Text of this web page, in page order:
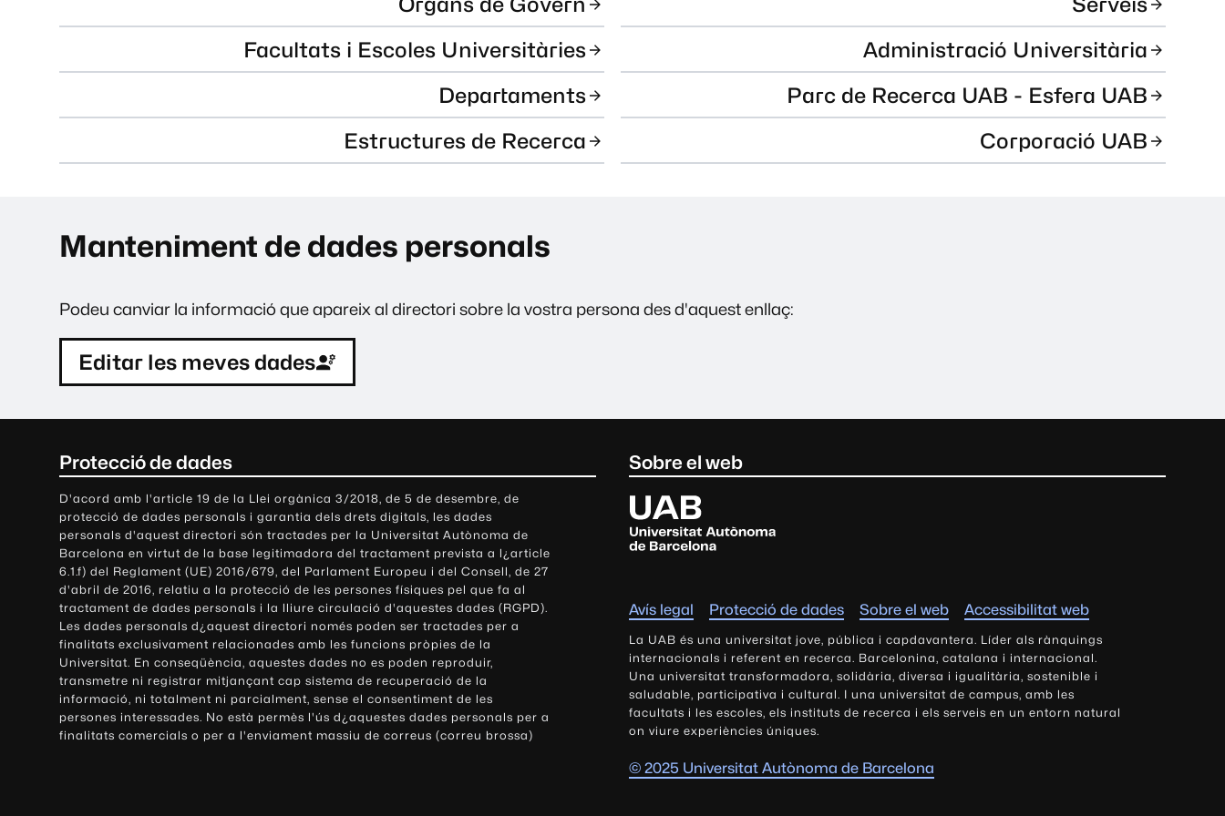
Facultats i Escoles Universitàries
Departaments
Estructures de Recerca
Administració Universitària
Parc de Recerca UAB - Esfera UAB
Corporació UAB
Manteniment de dades personals
Podeu canviar la informació que apareix al directori sobre la vostra persona des d'aquest enllaç:
Editar les meves dades
Protecció de dades
D'acord amb l'article 19 de la Llei orgànica 3/2018, de 5 de desembre, de
protecció de dades personals i garantia dels drets digitals, les dades
personals d'aquest directori són tractades per la Universitat Autònoma de
Barcelona en virtut de la base legitimadora del tractament prevista a l¿article
6.1.f) del Reglament (UE) 2016/679, del Parlament Europeu i del Consell, de 27
d'abril de 2016, relatiu a la protecció de les persones físiques pel que fa al
tractament de dades personals i la lliure circulació d'aquestes dades (RGPD).
Les dades personals d¿aquest directori només poden ser tractades per a
finalitats exclusivament relacionades amb les funcions pròpies de la
Universitat. En conseqüència, aquestes dades no es poden reproduir,
transmetre ni registrar mitjançant cap sistema de recuperació de la
informació, ni totalment ni parcialment, sense el consentiment de les
persones interessades. No està permès l'ús d¿aquestes dades personals per a
finalitats comercials o per a l'enviament massiu de correus (correu brossa)
Sobre el web
U
n
i
s
i
t
a
t
A
u
t
ò
Avís legal Protecció de dades Sobre el web Accessibilitat web
La UAB és una universitat jove, pública i capdavantera. Líder als rànquings
internacionals i referent en recerca. Barcelonina, catalana i internacional.
Una universitat transformadora, solidària, diversa i igualitària, sostenible i
saludable, participativa i cultural. I una universitat de campus, amb les
facultats i les escoles, els instituts de recerca i els serveis en un entorn natural
on viure experiències úniques.
© 2025 Universitat Autònoma de Barcelona